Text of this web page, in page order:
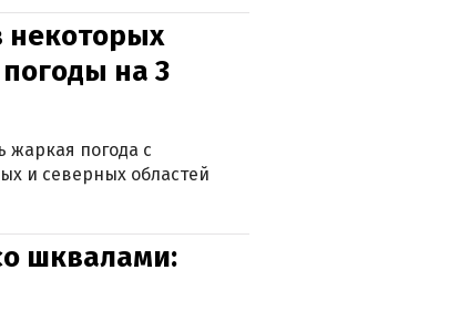
некоторых
на 3
жаркая погода с
и северных областей
шквалами: